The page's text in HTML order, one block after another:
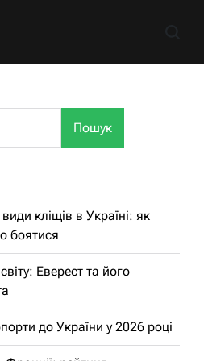
Пошук
кліщів в Україні: як
боятися
Еверест та його
до України у 2026 році